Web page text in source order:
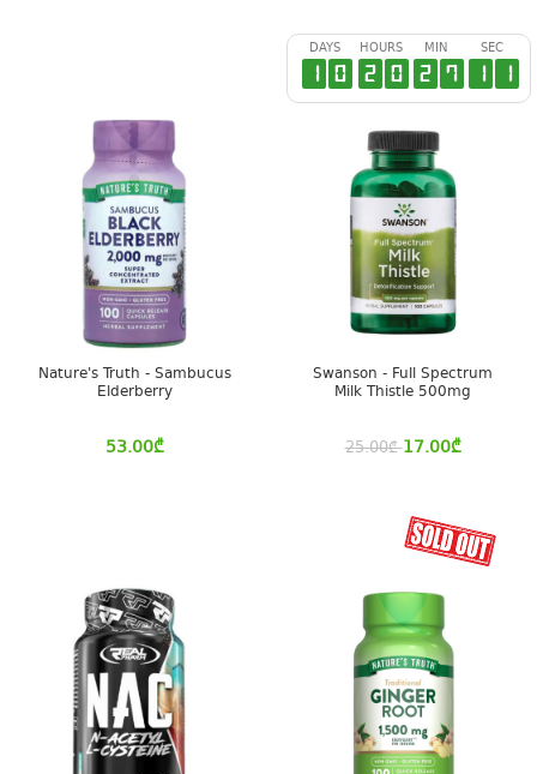
Nature's Truth - Sambucus
Elderberry
53.00₾
DAYS
1 0
HOURS
2 0
MIN
2 7
SEC
1 0
Swanson - Full Spectrum
Milk Thistle 500mg
25.00₾ 17.00₾